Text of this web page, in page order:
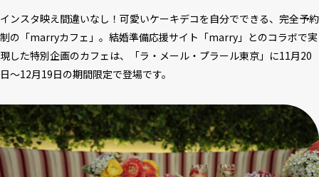
インスタ映え間違いなし！可愛いケーキデコを自分でできる、完全予約
制の「marryカフェ」。結婚準備応援サイト「marry」とのコラボで実
現した特別企画のカフェは、「ラ・メール・プラール東京」に11月20
日～12月19日の期間限定で登場です。